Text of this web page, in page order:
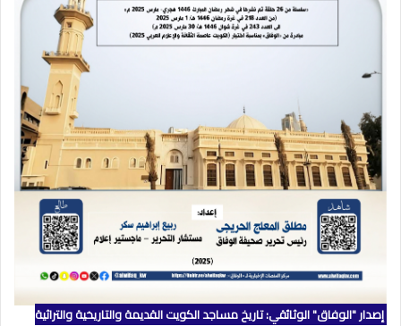
إصدار "الوفاق" الوثائقي: تاريخ مساجد الكويت القديمة والتاريخية والتراثية